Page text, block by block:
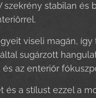
szekrény stabilan
viseli magán,
sugárzott
az enteriőr
a stílust ezzel a